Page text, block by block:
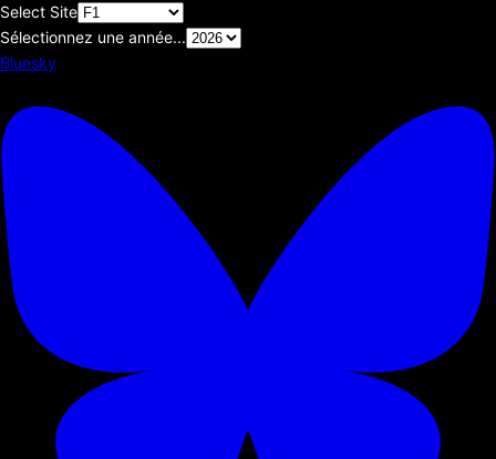
Select Site
Sélectionnez une année...
Bluesky